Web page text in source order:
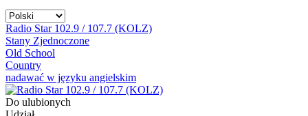
Radio Star 102.9 / 107.7 (KOLZ)
Stany Zjednoczone
Old School
Country
nadawać w języku angielskim
Do ulubionych